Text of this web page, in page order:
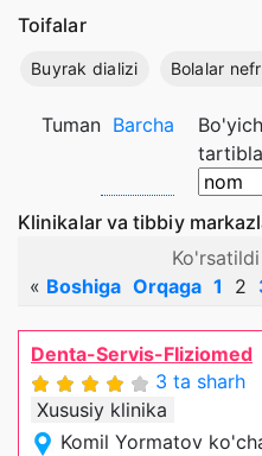
Toifalar
Buyrak dializi Bolalar
Tuman Barcha
Klinikalar va tibbiy
« Boshiga Orqaga 1 2
Denta-Servis-FIiziomed
3 ta sharh
Xususiy klinika
Komil Yormatov